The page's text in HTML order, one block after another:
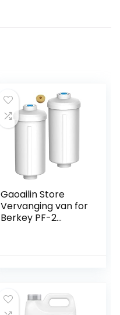
Gaoailin Store
Vervanging van for
Berkey PF-2